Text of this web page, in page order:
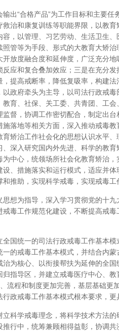
出“合格产品”为工作目标和主要
治和康复训练等职能界限，以教
，以管理、习艺劳动、生活卫生
管等为手段、形式的大教育大矫
放度融合度和延伸度，广泛充分
应和复合叠加效应；三是在充分
，提高戒断率，降低复吸率，构建
政府牵头为主导，以司法行政戒
育、社保、关工委、共青团、工
督，协调工作密切配合，制定出
落地等相关方面，深入推动戒毒
矫治工作社会化的思想认识水平
深入研究国内外先进、科学的教
中心，统领场所社会化教育矫治
、措施落实和运行模式，适应并
推助，实现科学戒毒，实现戒毒工
想为指导，深入学习贯彻党的十
毒工作规范化建设，不断提高戒
国统一的司法行政戒毒工作基本
的戒毒工作基本模式，并结合内
为核心、以衔接帮扶为延伸的全
指导区，并建立戒毒医疗中心、
流程和制度更加完善，基层基础更
政戒毒工作基本模式根本要求，更
科学戒毒理念，将科学技术方法
行中，统筹兼顾相得益彰，协调